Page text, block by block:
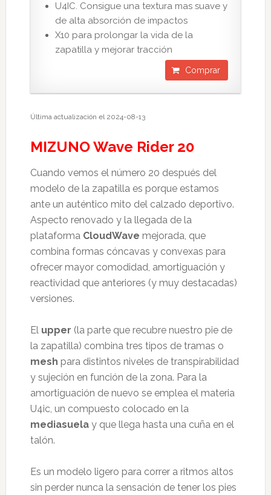
U4IC. Consigue una textura mas suave y
de alta absorción de impactos
X10 para prolongar la vida de la
zapatilla y mejorar tracción
Comprar
Última actualización el 2024-08-13
MIZUNO Wave Rider 20
Cuando vemos el número 20 después del
modelo de la zapatilla es porque estamos
ante un auténtico mito del calzado deportivo.
Aspecto renovado y la llegada de la
plataforma CloudWave mejorada, que
combina formas cóncavas y convexas para
ofrecer mayor comodidad, amortiguación y
reactividad que anteriores (y muy destacadas)
versiones.
El upper (la parte que recubre nuestro pie de
la zapatilla) combina tres tipos de tramas o
mesh para distintos niveles de transpirabilidad
y sujeción en función de la zona. Para la
amortiguación de nuevo se emplea el materia
U4ic, un compuesto colocado en la
mediasuelay que llega hasta una cuña en el
talón.
Es un modelo ligero para correr a ritmos altos
sin perder nunca la sensación de tener los pies